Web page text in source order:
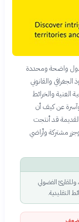
واضحة ومحددة
والقانوني
الغنية والخرائط
عن كيف أن
قد أنتجت
مشتركة وأراضي
وللقارئ الفضولي
التقليدية.